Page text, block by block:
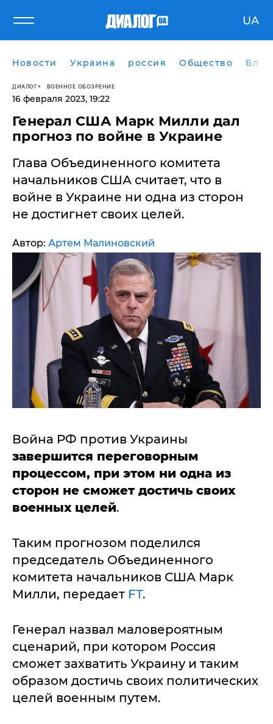
UA
Новости Украина россия Общество
ДИАЛОГ ВОЕННОЕ ОБОЗРЕНИЕ
16 февраля 2023, 19:22
Генерал США Марк Милли дал
прогноз по войне в Украине
Глава Объединенного комитета
начальников США считает, что в
войне в Украине ни одна из сторон
не достигнет своих целей.
Автор: Артем Малиновский
Война РФ против Украины
завершится переговорным
процессом, при этом ни одна из
сторон не сможет достичь своих
военных целей.
Таким прогнозом поделился
председатель Объединенного
комитета начальников США Марк
Милли, передает FT.
Генерал назвал маловероятным
сценарий, при котором Россия
сможет захватить Украину и таким
образом достичь своих политических
целей военным путем.